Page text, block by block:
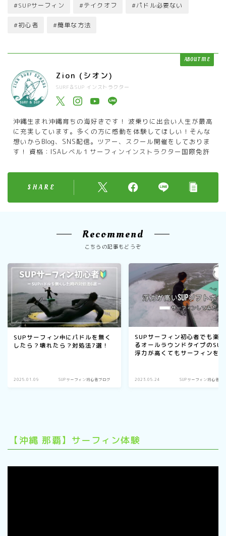
#SUPサーフィン #テイクオフ #パドル必要ない
#初心者 #簡単な方法
ABOUT ME
Zion (シオン)
SURF＆SUP インストラクター
沖縄生まれ沖縄育ちの海好きです！ 波乗りに出会い人生が最高
に充実しています。多くの方に感動を体験してほしい！そんな
想いからBlog、SNS配信。ツアー、スクール開催をしておりま
す！ 資格：ISAレベル１サーフィンインストラクター国際免許
SHARE
Recommend
こちらの記事もどうぞ
SUPサーフィン中にパドルを無く
したら？壊れたら？対処法7選！
2025.01.09 SUPサーフィン初心者ブログ
SUPサーフィン初心者でも楽
るオールラウンドタイプの
浮力が高くてもサーフィンを
2023.05.24 SUPサーフィン初心者ブ
【沖縄 那覇】サーフィン体験